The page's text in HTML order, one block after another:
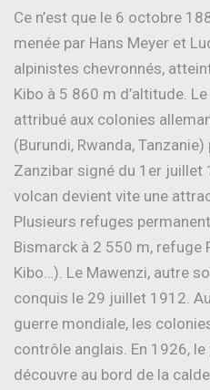
Ce n’est que le 6 octobre
menée par Hans Meyer et
alpinistes chevronnés,
Kibo à 5 860 m d’altitude.
attribué aux colonies
(Burundi, Rwanda,
Zanzibar signé du 1er juillet
volcan devient vite une
Plusieurs refuges
Bismarck à 2 550 m, refuge
Kibo…). Le Mawenzi, autre
conquis le 29 juillet 1912.
guerre mondiale, les
contrôle anglais. En 1926,
découvre au bord de la